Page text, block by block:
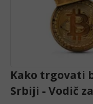
Kako trgovati
Srbiji - Vodič